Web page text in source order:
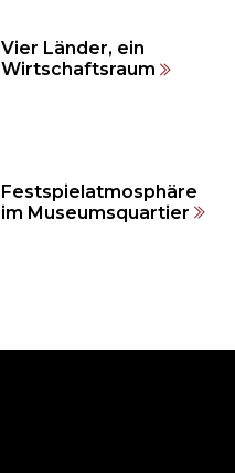
Vier Länder, ein
Wirtschaftsraum
Festspielatmosphäre
im Museumsquartier